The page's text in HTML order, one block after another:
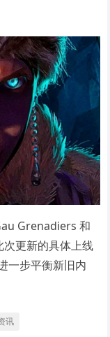
Grenadiers 和
更新的具体上线
一步平衡新旧内
讯